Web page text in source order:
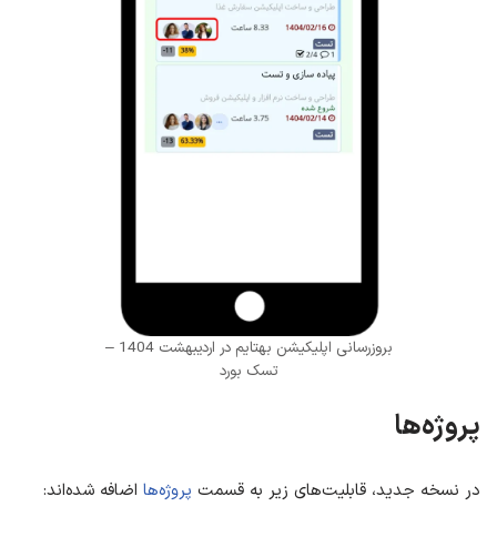
بروزرسانی اپلیکیشن بهتایم در اردیبهشت 1404 –
تسک بورد
پروژه‌ها
در نسخه جدید، قابلیت‌های زیر به قسمت پروژه‌ها اضافه شده‌اند: